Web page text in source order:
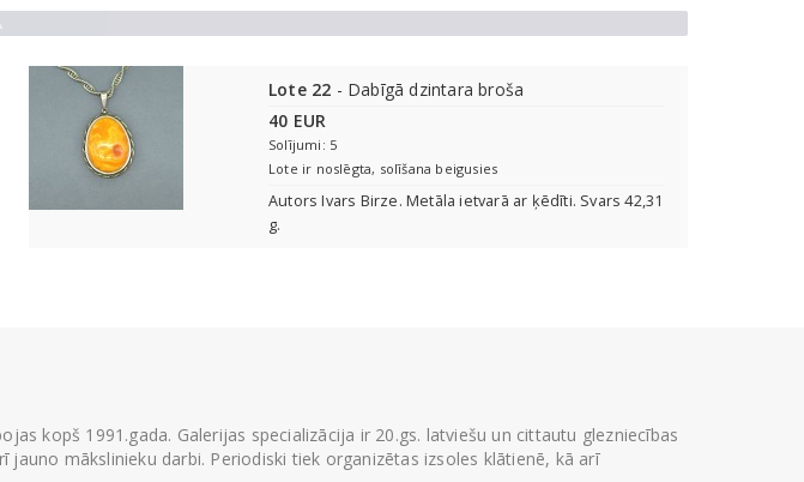
Lote 22 - Dabīgā dzintara broša
40 EUR
Solījumi: 5
Lote ir noslēgta, solīšana beigusies
Autors Ivars Birze. Metāla ietvarā ar ķēdīti. Svars 42,31
g.
kopš 1991.gada. Galerijas specializācija ir 20.gs. latviešu un cittautu glezniecības
jauno mākslinieku darbi. Periodiski tiek organizētas izsoles klātienē, kā arī